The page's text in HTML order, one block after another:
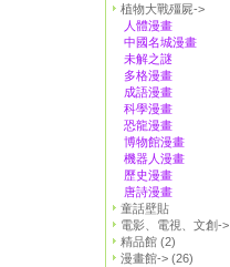
植物大戰殭屍->
人體漫畫
中國名城漫畫
未解之謎
多格漫畫
成語漫畫
科學漫畫
恐龍漫畫
博物館漫畫
機器人漫畫
歷史漫畫
唐詩漫畫
童話壁貼
電影、電視、文創->
精品館 (2)
漫畫館-> (26)